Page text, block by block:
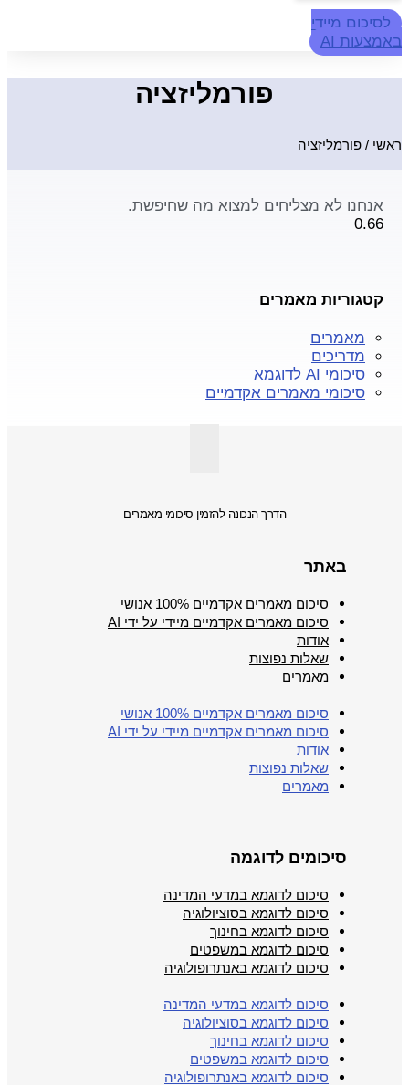
לסיכום מיידי
באמצעות AI
פורמליזציה
ראשי / פורמליזציה
אנחנו לא מצליחים למצוא מה שחיפשת.
קטגוריות מאמרים
מאמרים
מדריכים
סיכומי AI לדוגמא
סיכומי מאמרים אקדמיים
הדרך הנכונה להזמין סיכומי מאמרים
באתר
סיכום מאמרים אקדמיים 100% אנושי
סיכום מאמרים אקדמיים מיידי על ידי AI
אודות
שאלות נפוצות
מאמרים
סיכום מאמרים אקדמיים 100% אנושי
סיכום מאמרים אקדמיים מיידי על ידי AI
אודות
שאלות נפוצות
מאמרים
סיכומים לדוגמה
סיכום לדוגמא במדעי המדינה
סיכום לדוגמא בסוציולוגיה
סיכום לדוגמא בחינוך
סיכום לדוגמא במשפטים
סיכום לדוגמא באנתרופולוגיה
סיכום לדוגמא במדעי המדינה
סיכום לדוגמא בסוציולוגיה
סיכום לדוגמא בחינוך
סיכום לדוגמא במשפטים
סיכום לדוגמא באנתרופולוגיה